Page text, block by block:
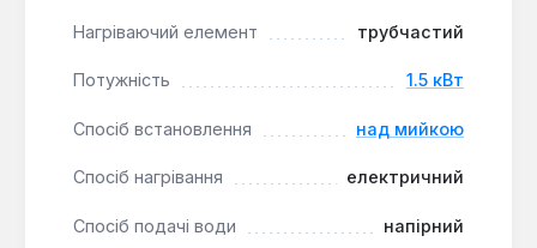
напірний спосіб подачі води та можливість
встановлення над мийкою роблять його
Нагріваючий елемент трубчастий
Потужність 1.5 кВт
Спосіб встановлення над мийкою
Спосіб нагрівання електричний
Спосіб подачі води напірний